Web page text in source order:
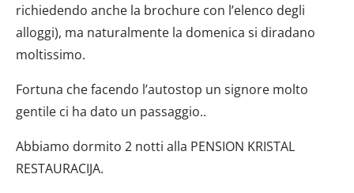
richiedendo anche la brochure con l’elenco degli
alloggi), ma naturalmente la domenica si diradano
moltissimo.
Fortuna che facendo l’autostop un signore molto
gentile ci ha dato un passaggio..
Abbiamo dormito 2 notti alla PENSION KRISTAL
RESTAURACIJA.